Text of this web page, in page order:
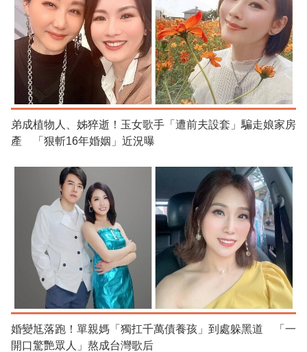
弟成植物人、姊猝逝！玉女歌手「遭前夫設套」騙走娘家房
產 「狠斬16年婚姻」近況曝
婚變尪落跑！單親媽「獨扛千萬債養孩」到處躲黑道 「一
開口驚艷眾人」熬成台灣歌后